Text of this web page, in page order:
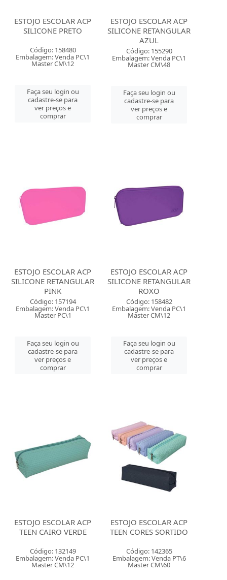
ESTOJO ESCOLAR ACP
SILICONE PRETO
Código: 158480
Embalagem: Venda PC\1
Master CM\12
Faça seu login ou
cadastre-se para
ver preços e
comprar
ESTOJO ESCOLAR ACP
SILICONE RETANGULAR
AZUL
Código: 155290
Embalagem: Venda PC\1
Master CM\48
Faça seu login ou
cadastre-se para
ver preços e
comprar
ESTOJO ESCOLAR ACP
SILICONE RETANGULAR
PINK
Código: 157194
Embalagem: Venda PC\1
Master PC\1
Faça seu login ou
cadastre-se para
ver preços e
comprar
ESTOJO ESCOLAR ACP
SILICONE RETANGULAR
ROXO
Código: 158482
Embalagem: Venda PC\1
Master CM\12
Faça seu login ou
cadastre-se para
ver preços e
comprar
ESTOJO ESCOLAR ACP
TEEN CAIRO VERDE
Código: 132149
Embalagem: Venda PC\1
Master CM\12
ESTOJO ESCOLAR ACP
TEEN CORES SORTIDO
Código: 142365
Embalagem: Venda PT\6
Master CM\60